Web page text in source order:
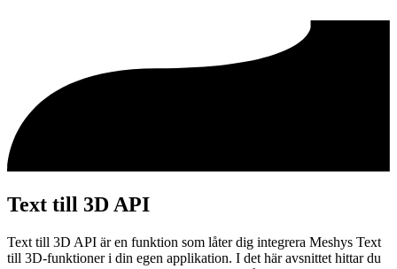
Text till 3D API
Text till 3D API är en funktion som låter dig integrera Meshys Text
till 3D-funktioner i din egen applikation. I det här avsnittet hittar du